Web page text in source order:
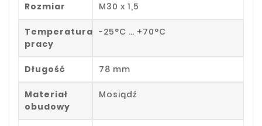
Rozmiar M30 x 1,5
Temperatura
pracy
-25°C … +70°C
Długość 78 mm
Materiał
obudowy
Mosiądź